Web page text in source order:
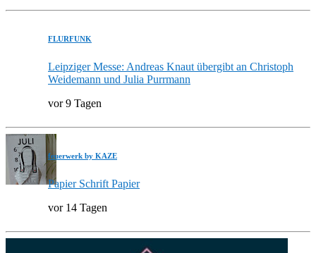
FLURFUNK
Leipziger Messe: Andreas Knaut übergibt an Christoph
Weidemann und Julia Purrmann
vor 9 Tagen
feuerwerk by KAZE
Papier Schrift Papier
vor 14 Tagen